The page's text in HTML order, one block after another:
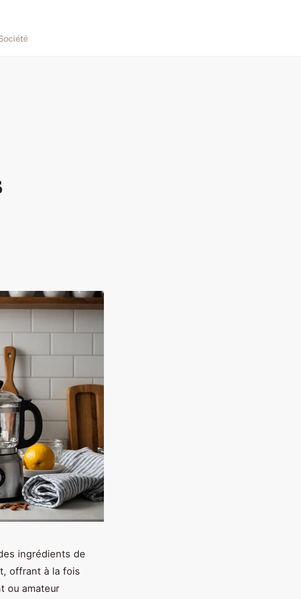
ingrédients de
offrant à la fois
ou amateur